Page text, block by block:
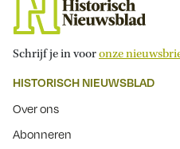
Schrijf je in vooronze
HISTORISCH NIEUWSBLAD
Over ons
Abonneren